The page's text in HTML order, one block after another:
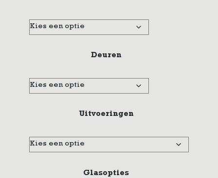
Deuren
Uitvoeringen
Glasopties